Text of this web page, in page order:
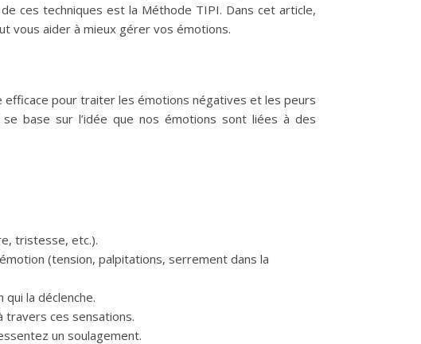
ces techniques est la Méthode TIPI. Dans cet article,
vous aider à mieux gérer vos émotions.
efficace pour traiter les émotions négatives et les peurs
base sur l’idée que nos émotions sont liées à des
tristesse, etc.).
(tension, palpitations, serrement dans la
la déclenche.
travers ces sensations.
un soulagement.